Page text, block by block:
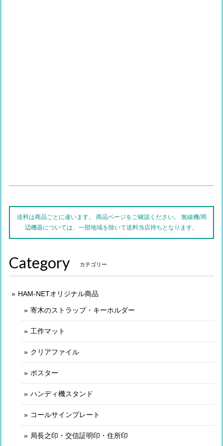
送料は商品ごとに違います。 商品ページをご確認ください。 無線機/周
辺機器については、一部地域を除いて送料当店持ちとなります。
Category カテゴリー
HAM-NETオリジナル商品
寄木のストラップ・キーホルダー
工作マット
クリアファイル
ポスター
ハンディ機スタンド
コールサインプレート
局長之印・交信証明印・住所印